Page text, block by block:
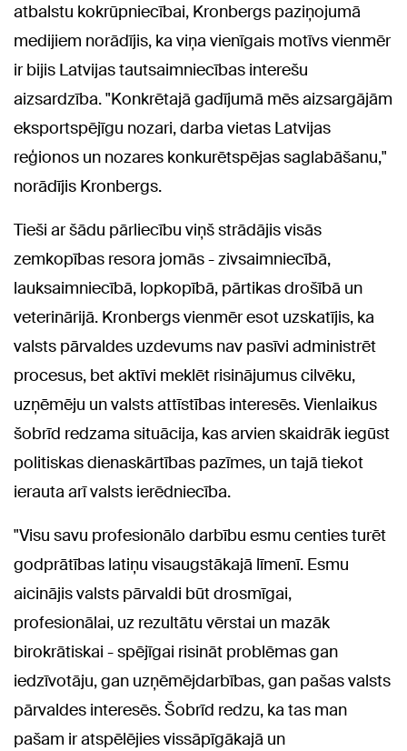
atbalstu kokrūpniecībai, Kronbergs paziņojumā
medijiem norādījis, ka viņa vienīgais motīvs vienmēr
ir bijis Latvijas tautsaimniecības interešu
aizsardzība. "Konkrētajā gadījumā mēs aizsargājām
eksportspējīgu nozari, darba vietas Latvijas
reģionos un nozares konkurētspējas saglabāšanu,"
norādījis Kronbergs.
Tieši ar šādu pārliecību viņš strādājis visās
zemkopības resora jomās - zivsaimniecībā,
lauksaimniecībā, lopkopībā, pārtikas drošībā un
veterinārijā. Kronbergs vienmēr esot uzskatījis, ka
valsts pārvaldes uzdevums nav pasīvi administrēt
procesus, bet aktīvi meklēt risinājumus cilvēku,
uzņēmēju un valsts attīstības interesēs. Vienlaikus
šobrīd redzama situācija, kas arvien skaidrāk iegūst
politiskas dienaskārtības pazīmes, un tajā tiekot
ierauta arī valsts ierēdniecība.
"Visu savu profesionālo darbību esmu centies turēt
godprātības latiņu visaugstākajā līmenī. Esmu
aicinājis valsts pārvaldi būt drosmīgai,
profesionālai, uz rezultātu vērstai un mazāk
birokrātiskai - spējīgai risināt problēmas gan
iedzīvotāju, gan uzņēmējdarbības, gan pašas valsts
pārvaldes interesēs. Šobrīd redzu, ka tas man
pašam ir atspēlējies vissāpīgākajā un